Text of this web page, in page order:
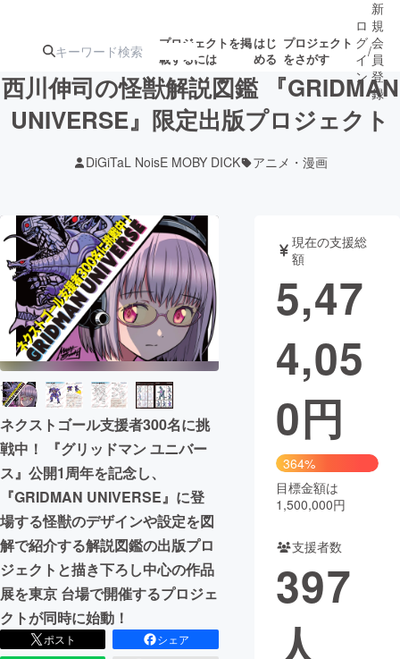
プロジェクトを掲
載するには
はじ
める
プロジェクト
をさがす
ターン
ジェクト
ロジェクト
されます
アート・写真 音楽
テクノロジー・ガジェット ゲーム・サ
映像・映画
ビジネス・起業
まちづくり・地域活性化
CAMPFIRE for Social Good
CAMPFIRE Creation
CAMPFIREふるさと納税machi-ya コミュニティ
ロ
グ
イ
ン
/
新
規
会
員
登
録
西川伸司の怪獣解説図鑑 『GRIDMAN
UNIVERSE』限定出版プロジェクト
DiGiTaL NoisE MOBY DICK アニメ・漫画
ネクストゴール支援者300名に挑
戦中！ 『グリッドマン ユニバー
ス』公開1周年を記念し、
『GRIDMAN UNIVERSE』に登
場する怪獣のデザインや設定を図
解で紹介する解説図鑑の出版プロ
ジェクトと描き下ろし中心の作品
展を東京 台場で開催するプロジェ
クトが同時に始動！
ポスト
シェア
現在の支援総
額
5,47
4,05
0円
364%
目標金額は
1,500,000円
支援者数
397
人